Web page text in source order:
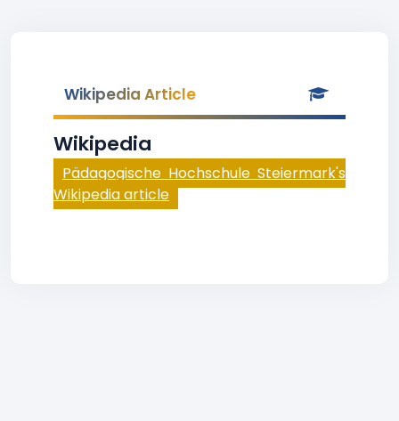
Wikipedia Article
Wikipedia
Pädagogische Hochschule Steiermark's
Wikipedia article